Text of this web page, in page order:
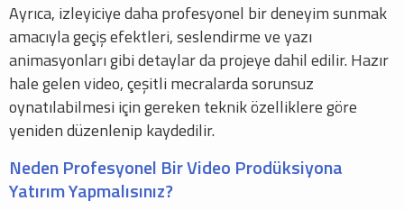
Ayrıca, izleyiciye daha profesyonel bir deneyim sunmak
amacıyla geçiş efektleri, seslendirme ve yazı
animasyonları gibi detaylar da projeye dahil edilir. Hazır
hale gelen video, çeşitli mecralarda sorunsuz
oynatılabilmesi için gereken teknik özelliklere göre
yeniden düzenlenip kaydedilir.
Neden Profesyonel Bir Video Prodüksiyona
Yatırım Yapmalısınız?